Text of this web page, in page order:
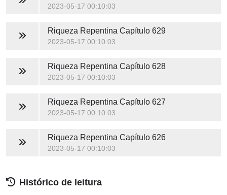
2023-05-17 00:10:03
Riqueza Repentina Capítulo 629
2023-05-17 00:10:03
Riqueza Repentina Capítulo 628
2023-05-17 00:10:03
Riqueza Repentina Capítulo 627
2023-05-17 00:10:03
Riqueza Repentina Capítulo 626
2023-05-17 00:10:03
Histórico de leitura